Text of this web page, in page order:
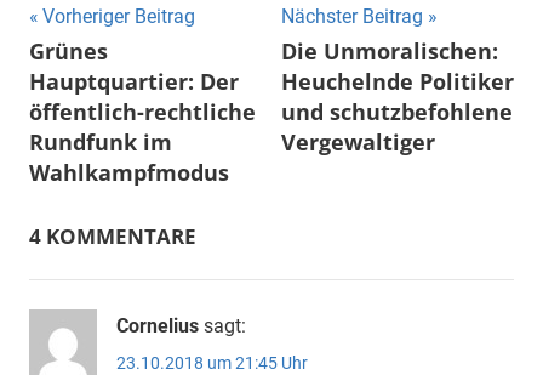
Beitragsnavigation
Vorheriger Beitrag
Grünes
Hauptquartier: Der
öffentlich-rechtliche
Rundfunk im
Wahlkampfmodus
Nächster Beitrag
Die Unmoralischen:
Heuchelnde Politiker
und schutzbefohlene
Vergewaltiger
4 KOMMENTARE
Cornelius sagt:
23.10.2018 um 21:45 Uhr